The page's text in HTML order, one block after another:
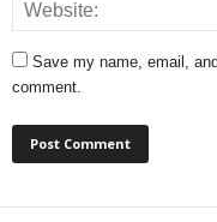
Save my name, email,
comment.